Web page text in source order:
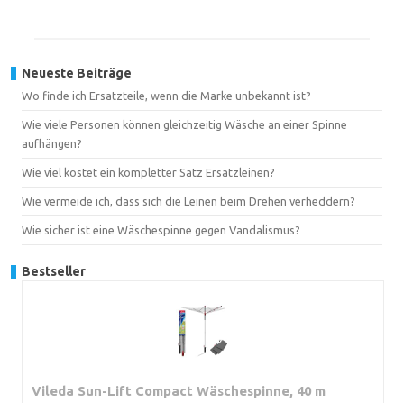
Neueste Beiträge
Wo finde ich Ersatzteile, wenn die Marke unbekannt ist?
Wie viele Personen können gleichzeitig Wäsche an einer Spinne
aufhängen?
Wie viel kostet ein kompletter Satz Ersatzleinen?
Wie vermeide ich, dass sich die Leinen beim Drehen verheddern?
Wie sicher ist eine Wäschespinne gegen Vandalismus?
Bestseller
Vileda Sun-Lift Compact Wäschespinne, 40 m